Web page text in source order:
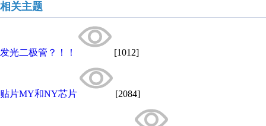
相关主题
发光二极管？！！ [1012]
贴片MY和NY芯片 [2084]